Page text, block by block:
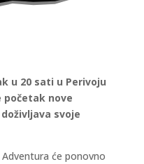
u 20 sati u Perivoju
početak nove
svoje
Adventura će ponovno